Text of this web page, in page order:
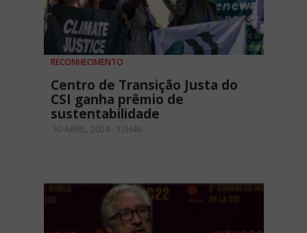
RECONHECIMENTO
Centro de Transição Justa do
CSI ganha prêmio de
sustentabilidade
30 ABRIL, 2024 - 12H46